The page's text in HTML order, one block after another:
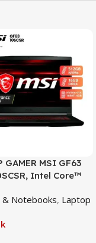
GAMER MSI GF63
Intel Core™
NVIDIA
GTX 1650 Ti 4GB,
FHD IPS
& Notebooks, Laptop